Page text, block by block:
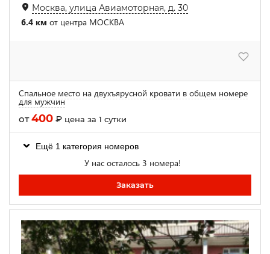
Москва, улица Авиамоторная, д. 30
6.4 км от центра МОСКВА
Спальное место на двухъярусной кровати в общем номере
для мужчин
от400 ₽ цена за 1 сутки
Ещё 1 категория номеров
У нас осталось 3 номера!
Заказать